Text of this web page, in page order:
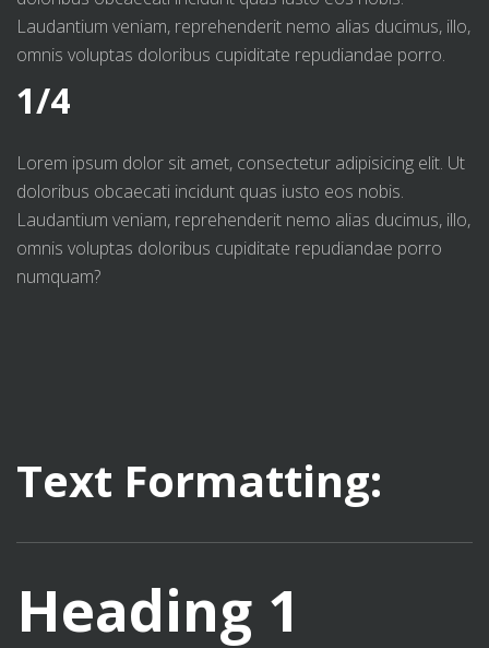
Laudantium veniam, reprehenderit nemo alias ducimus, illo,
omnis voluptas doloribus cupiditate repudiandae porro.
1/4
Lorem ipsum dolor sit amet, consectetur adipisicing elit. Ut
doloribus obcaecati incidunt quas iusto eos nobis.
Laudantium veniam, reprehenderit nemo alias ducimus, illo,
omnis voluptas doloribus cupiditate repudiandae porro
numquam?
Text Formatting:
Heading 1